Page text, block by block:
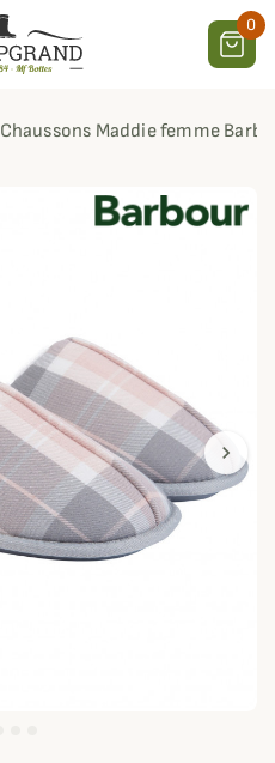
0
Chaussons Maddie femme
chevron_right